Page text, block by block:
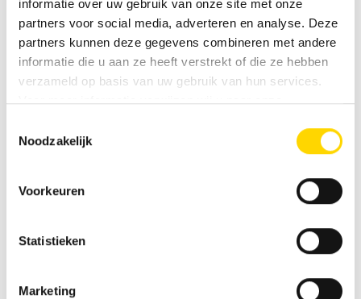
informatie over uw gebruik van onze site met onze
partners voor social media, adverteren en analyse. Deze
partners kunnen deze gegevens combineren met andere
informatie die u aan ze heeft verstrekt of die ze hebben
verzameld op basis van uw gebruik van hun services.
Voor meer informatie verwijzen wij u naar onze
Noodzakelijk
Voorkeuren
Statistieken
Marketing
Zitgroep Middenzitgroep
Infrastructuur Keuken, WC
Vergelijkbare voertuigen